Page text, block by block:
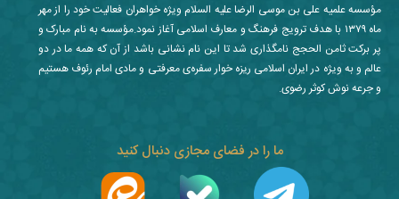
ما را در فضای مجازی دنبال کنید
مؤسسه علمیه علی بن موسی الرضا علیه السلام ویژه خواهران فعالیت خود را از مهر
ماه ۱۳۷۹ با هدف ترویج فرهنگ و معارف اسلامی آغاز نمود.مؤسسه به نام مبارک و
پر برکت ثامن الحجج نامگذاری شد تا این نام نشانی باشد از آن که همه ما در دو
عالم و به ویژه در ایران اسلامی ریزه خوار سفره‌ی معرفتی و مادی امام رئوف هستیم
و جرعه نوش کوثر رضوی.